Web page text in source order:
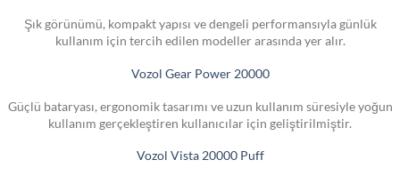
Şık görünümü, kompakt yapısı ve dengeli performansıyla günlük
kullanım için tercih edilen modeller arasında yer alır.
Vozol Gear Power 20000
Güçlü bataryası, ergonomik tasarımı ve uzun kullanım süresiyle yoğun
kullanım gerçekleştiren kullanıcılar için geliştirilmiştir.
Vozol Vista 20000 Puff